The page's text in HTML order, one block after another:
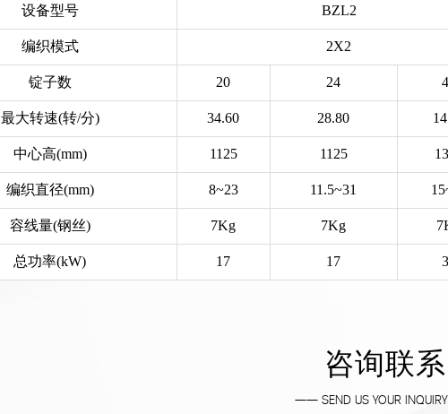
设备型号 BZL2
编织模式 2X2
锭子数 20 24
最大转速(转/分) 34.60 28.80
中心高(mm) 1125 1125
编织直径(mm) 8~23 11.5~31
容线量(钢丝) 7Kg 7Kg
总功率(kW) 17 17
咨询联系
—— SEND US YOUR